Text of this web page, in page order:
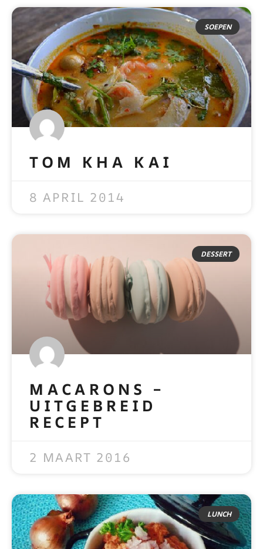
SOEPEN
TOM KHA KAI
8 APRIL 2014
DESSERT
MACARONS –
UITGEBREID
RECEPT
2 MAART 2016
LUNCH